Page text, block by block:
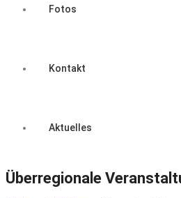
Fotos
Kontakt
Aktuelles
Überregionale